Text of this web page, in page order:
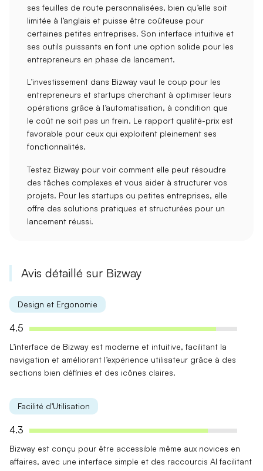
sesfeuilles de route personnalisées, bien qu’elle soit
limitée à l’anglais et puisse être coûteuse pour
certaines petites entreprises. Son interface intuitive et
ses outils puissants en font une option solide pour les
entrepreneurs en phase de lancement.
L’investissement dans Bizway vaut le coup pour les
entrepreneurs et startups cherchant à optimiser leurs
opérations grâce à l’automatisation, à condition que
le coût ne soit pas un frein. Le rapport qualité-prix est
favorable pour ceux qui exploitent pleinement ses
fonctionnalités.
Testez Bizway pour voir comment elle peut résoudre
des tâches complexes et vous aider à structurer vos
projets. Pour les startups ou petites entreprises, elle
offre des solutions pratiques et structurées pour un
lancement réussi.
Avis détaillé sur Bizway
Design et Ergonomie
4.5
L’interface de Bizway est moderne et intuitive, facilitant la
navigation et améliorant l’expérience utilisateur grâce à des
sections bien définies et des icônes claires.
Facilité d’Utilisation
4.3
Bizway est conçu pour être accessible même aux novices en
affaires, avec une interface simple et des raccourcis AI facilitant